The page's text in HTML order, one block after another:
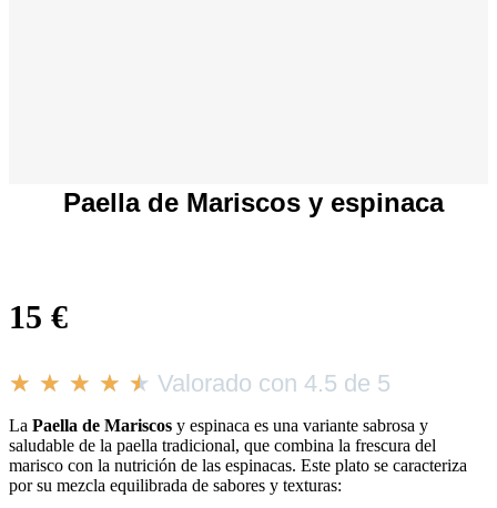
Paella de Mariscos y espinaca
15 €
★ ★ ★ ★ ★ Valorado con 4.5 de 5
La Paella de Mariscos y espinaca es una variante sabrosa y
saludable de la paella tradicional, que combina la frescura del
marisco con la nutrición de las espinacas. Este plato se caracteriza
por su mezcla equilibrada de sabores y texturas: